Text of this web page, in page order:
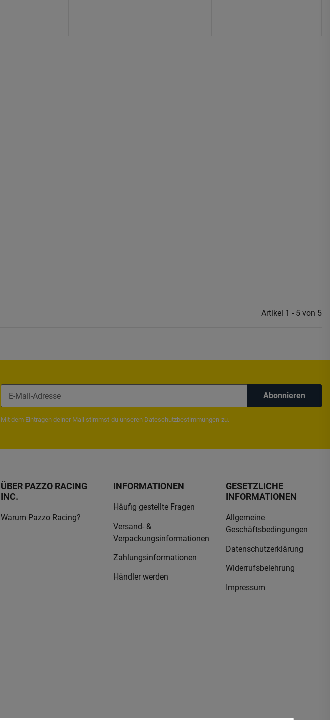
Artikel 1 - 5 von 5
Abonnieren
Mit dem Eintragen deiner Mail stimmst du unseren Dateschutzbestimmungen zu.
ÜBER PAZZO RACING
INC.
Warum Pazzo Racing?
INFORMATIONEN
Häufig gestellte Fragen
Versand- &
Verpackungsinformationen
Zahlungsinformationen
Händler werden
GESETZLICHE
INFORMATIONEN
Allgemeine
Geschäftsbedingungen
Datenschutzerklärung
Widerrufsbelehrung
Impressum